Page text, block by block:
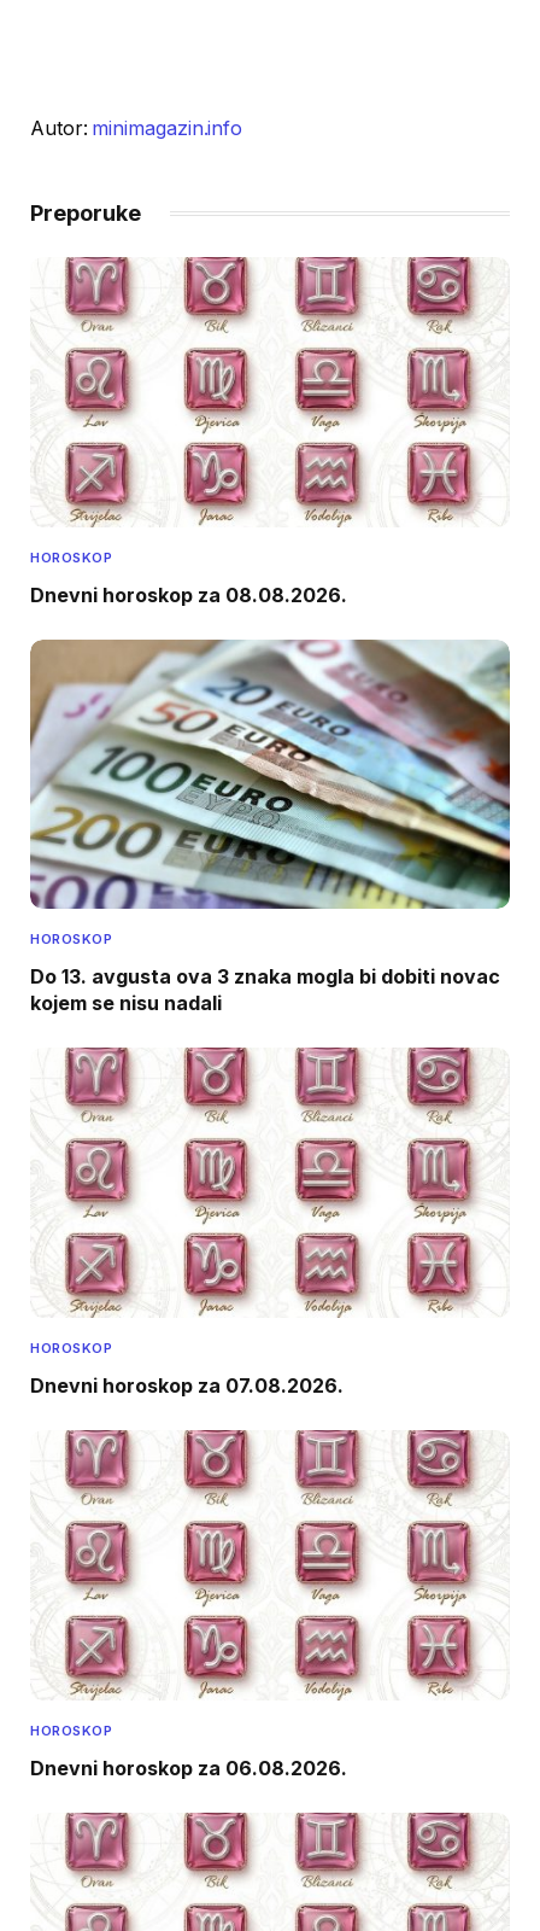
Autor: minimagazin.info
Preporuke
HOROSKOP
Dnevni horoskop za 08.08.2026.
HOROSKOP
Do 13. avgusta ova 3 znaka mogla bi dobiti novac
kojem se nisu nadali
HOROSKOP
Dnevni horoskop za 07.08.2026.
HOROSKOP
Dnevni horoskop za 06.08.2026.